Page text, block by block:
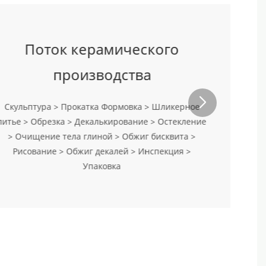
Поток керамического
производства
Скульптура > Прокатка Формовка > Шликерное
> Обрезка > Декалькирование > Остекление
> Очищение тела глиной > Обжиг бисквита >
Рисование > Обжиг декалей > Инспекция >
Упаковка